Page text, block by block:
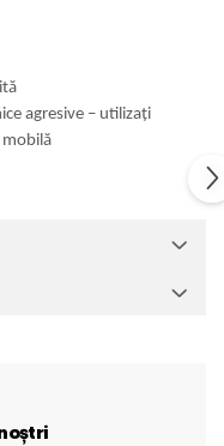
agresive – utilizați
mobilă